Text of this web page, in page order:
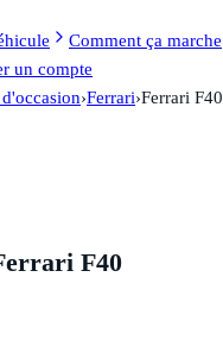
Comment ça marche
un compte
›Ferrari›Ferrari F40
F40